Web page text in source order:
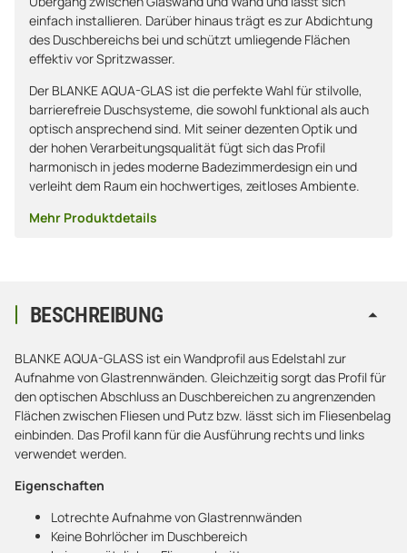
einfach installieren. Darüber hinaus trägt es zur Abdichtung
des Duschbereichs bei und schützt umliegende Flächen
effektiv vor Spritzwasser.
Der BLANKE AQUA-GLAS ist die perfekte Wahl für stilvolle,
barrierefreie Duschsysteme, die sowohl funktional als auch
optisch ansprechend sind. Mit seiner dezenten Optik und
der hohen Verarbeitungsqualität fügt sich das Profil
harmonisch in jedes moderne Badezimmerdesign ein und
verleiht dem Raum ein hochwertiges, zeitloses Ambiente.
Mehr Produktdetails
BESCHREIBUNG
BLANKE AQUA-GLASS ist ein Wandprofil aus Edelstahl zur
Aufnahme von Glastrennwänden. Gleichzeitig sorgt das Profil für
den optischen Abschluss an Duschbereichen zu angrenzenden
Flächen zwischen Fliesen und Putz bzw. lässt sich im Fliesenbelag
einbinden. Das Profil kann für die Ausführung rechts und links
verwendet werden.
Eigenschaften
Lotrechte Aufnahme von Glastrennwänden
Keine Bohrlöcher im Duschbereich